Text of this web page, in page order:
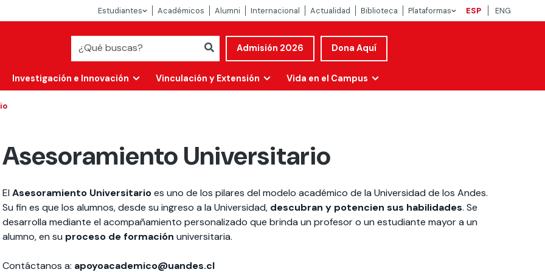
Estudiantes Académicos Alumni Internacional Actualidad Biblioteca Plataformas ESP ENG
Admisión 2026 Dona Aquí
Investigación e Innovación Vinculación y Extensión Vida en el Campus
Asesoramiento Universitario
El Asesoramiento Universitarioes uno de los pilares del modelo académico de la Universidad de los Andes.
Su fin es que los alumnos, desde su ingreso a la Universidad, descubran y potencien sus habilidades. Se
desarrolla mediante el acompañamiento personalizado que brinda un profesor o un estudiante mayor a un
alumno, en su proceso de formación universitaria.
Contáctanos a: apoyoacademico@uandes.cl